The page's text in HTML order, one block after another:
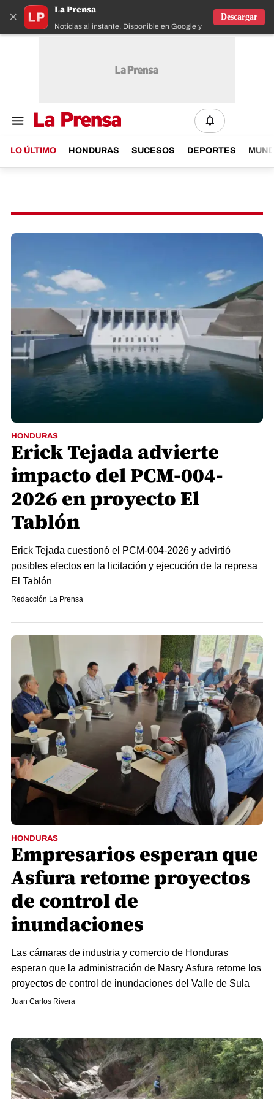
×
La Prensa
Noticias al instante. Disponible en Google y IOS
Descargar
LO ÚLTIMO HONDURAS SUCESOS DEPORTES
HONDURAS
Erick Tejada advierte
impacto del PCM-004-
2026 en proyecto El
Tablón
Erick Tejada cuestionó el PCM-004-2026 y advirtió
posibles efectos en la licitación y ejecución de la represa
El Tablón
Redacción La Prensa
HONDURAS
Empresarios esperan que
Asfura retome proyectos
de control de
inundaciones
Las cámaras de industria y comercio de Honduras
esperan que la administración de Nasry Asfura retome los
proyectos de control de inundaciones del Valle de Sula
Juan Carlos Rivera